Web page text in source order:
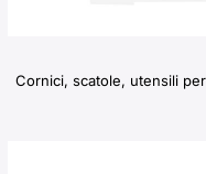
Cornici, scatole, utensili